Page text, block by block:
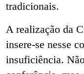
tradicionais.
A realização da
insere-se nesse
insuficiência.